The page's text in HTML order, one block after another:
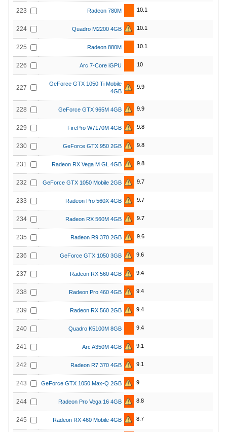
223 Radeon 780M 10.1
224 Quadro M2200 4GB 10.1
225 Radeon 880M 10.1
226 Arc 7-Core iGPU 10
227
GeForce GTX 1050 Ti Mobile
4GB
9.9
228 GeForce GTX 965M 4GB 9.9
229 FirePro W7170M 4GB 9.8
230 GeForce GTX 950 2GB 9.8
231 Radeon RX Vega M GL 4GB 9.8
232 GeForce GTX 1050 Mobile 2GB 9.7
233 Radeon Pro 560X 4GB 9.7
234 Radeon RX 560M 4GB 9.7
235 Radeon R9 370 2GB 9.6
236 GeForce GTX 1050 3GB 9.6
237 Radeon RX 560 4GB 9.4
238 Radeon Pro 460 4GB 9.4
239 Radeon RX 560 2GB 9.4
240 Quadro K5100M 8GB 9.4
241 Arc A350M 4GB 9.1
242 Radeon R7 370 4GB 9.1
243 GeForce GTX 1050 Max-Q 2GB 9
244 Radeon Pro Vega 16 4GB 8.8
245 Radeon RX 460 Mobile 4GB 8.7